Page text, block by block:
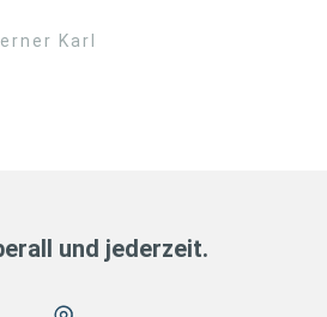
Karl
und jederzeit.